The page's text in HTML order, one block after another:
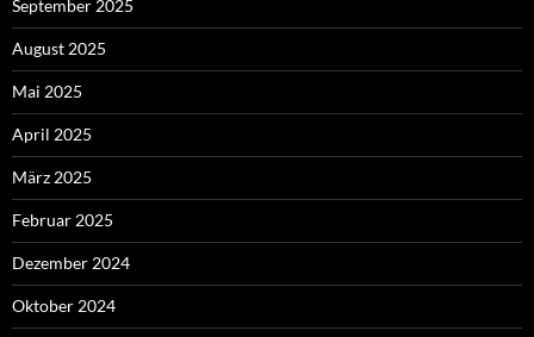
September 2025
August 2025
Mai 2025
April 2025
März 2025
Februar 2025
Dezember 2024
Oktober 2024